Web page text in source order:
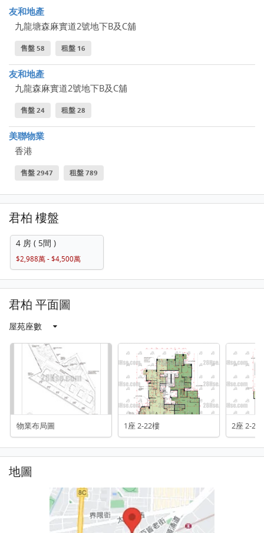
友和地產
九龍塘森麻實道2號地下B及C舖
售盤 58 租盤 16
友和地產
九龍森麻實道2號地下B及C舖
售盤 24 租盤 28
美聯物業
香港
售盤 2947 租盤 789
君柏 樓盤
4 房 ( 5間 )
$2,988萬 - $4,500萬
君柏 平面圖
屋苑座數
物業布局圖 1座 2-22樓 2座 2-22
地圖